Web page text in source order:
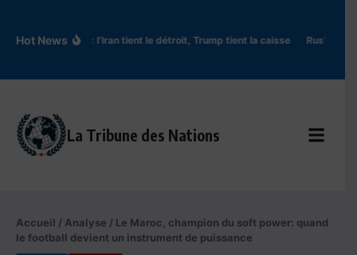
Hot NewsOrmuz : l’Iran tient le détroit, Trump tient la caisse Rus’ de
La Tribune des Nations
Accueil / Analyse / Le Maroc, champion du soft power: quand
le football devient un instrument de puissance